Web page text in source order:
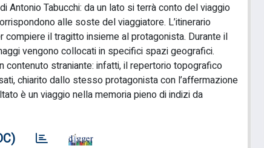
Antonio Tabucchi: da un lato si terrà conto del viaggio
alle soste del viaggiatore. L’itinerario
il tragitto insieme al protagonista. Durante il
vengono collocati in specifici spazi geografici.
contenuto straniante: infatti, il repertorio topografico
chiarito dallo stesso protagonista con l’affermazione
è un viaggio nella memoria pieno di indizi da